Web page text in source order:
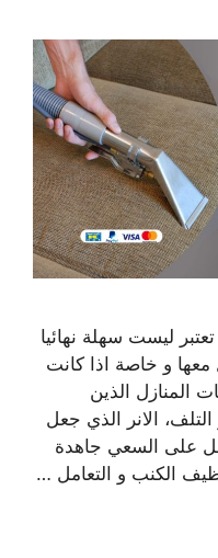
ليست سهلة نهائيا
و خاصة اذا كانت
المنازل الذين
الانر الذي جعل
على السعي جاهدة
الكنب و التعامل …